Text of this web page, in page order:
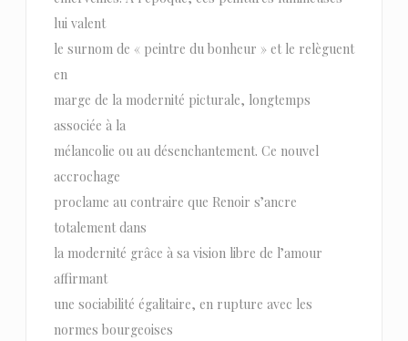
lui valent
le surnom de « peintre du bonheur » et le relèguent
en
marge de la modernité picturale, longtemps
associée à la
mélancolie ou au désenchantement. Ce nouvel
accrochage
proclame au contraire que Renoir s’ancre
totalement dans
la modernité grâce à sa vision libre de l’amour
affirmant
une sociabilité égalitaire, en rupture avec les
normes bourgeoises